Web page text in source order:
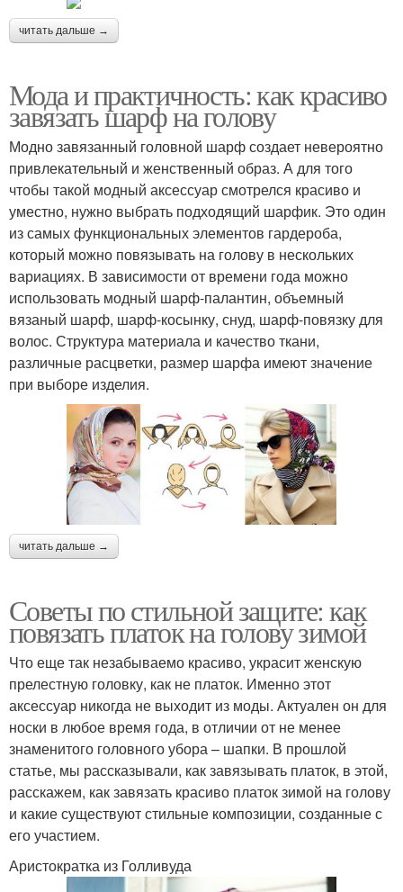
читать дальше →
Мода и практичность: как красиво
завязать шарф на голову
Модно завязанный головной шарф создает невероятно
привлекательный и женственный образ. А для того
чтобы такой модный аксессуар смотрелся красиво и
уместно, нужно выбрать подходящий шарфик. Это один
из самых функциональных элементов гардероба,
который можно повязывать на голову в нескольких
вариациях. В зависимости от времени года можно
использовать модный шарф-палантин, объемный
вязаный шарф, шарф-косынку, снуд, шарф-повязку для
волос. Структура материала и качество ткани,
различные расцветки, размер шарфа имеют значение
при выборе изделия.
читать дальше →
Советы по стильной защите: как
повязать платок на голову зимой
Что еще так незабываемо красиво, украсит женскую
прелестную головку, как не платок. Именно этот
аксессуар никогда не выходит из моды. Актуален он для
носки в любое время года, в отличии от не менее
знаменитого головного убора – шапки. В прошлой
статье, мы рассказывали, как завязывать платок, в этой,
расскажем, как завязать красиво платок зимой на голову
и какие существуют стильные композиции, созданные с
его участием.
Аристократка из Голливуда